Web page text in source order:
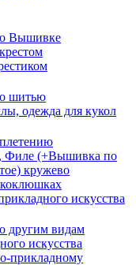
Вышивке
шитью
одежда для кукол
Филе (+Вышивка по
кружево
искусства
другим видам
искусства
прикладному